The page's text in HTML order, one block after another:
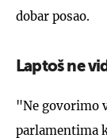
dobar posao.
Laptoš ne
"Ne govorimo
parlamentima